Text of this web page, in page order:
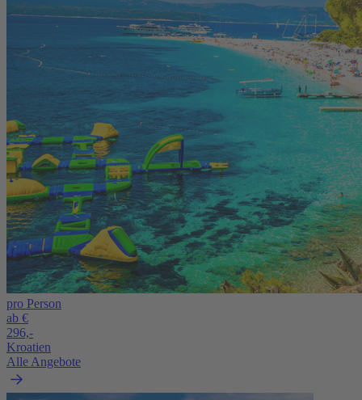
pro Person
ab €
296,-
Kroatien
Alle Angebote